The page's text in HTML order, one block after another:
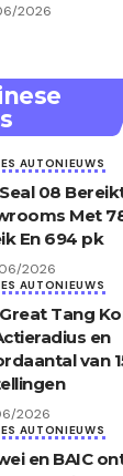
2026
AUTONIEUWS
Seal 08
Met
En 694 pk
2026
AUTONIEUWS
Great Tang
en
van
2026
AUTONIEUWS
en BAIC